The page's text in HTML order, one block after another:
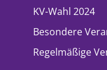
KV-Wahl 2024
Besondere
Regelmäßige